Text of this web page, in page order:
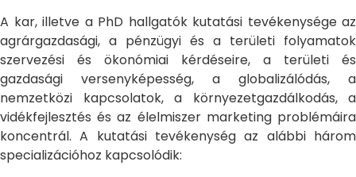
A kar, illetve a PhD hallgatók kutatási tevékenysége az
agrárgazdasági, a pénzügyi és a területi folyamatok
szervezési és ökonómiai kérdéseire, a területi és
gazdasági versenyképesség, a globalizálódás, a
nemzetközi kapcsolatok, a környezetgazdálkodás, a
vidékfejlesztés és az élelmiszer marketing problémáira
koncentrál. A kutatási tevékenység az alábbi három
specializációhoz kapcsolódik: